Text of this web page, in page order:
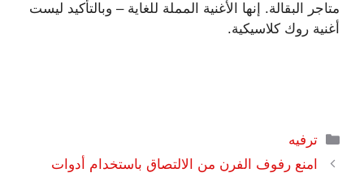
متاجر البقالة. إنها الأغنية المملة للغاية – وبالتأكيد ليست
أغنية روك كلاسيكية.
التصنيفات
ترفيه
امنع رفوف الفرن من الالتصاق باستخدام أدوات